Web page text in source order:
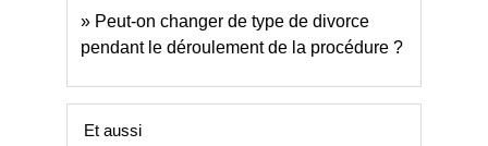
Peut-on changer de type de divorce
pendant le déroulement de la procédure ?
Et aussi